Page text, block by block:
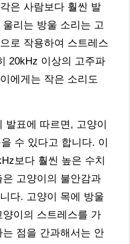
은 사람보다 훨씬 발
리는 방울 소리는 고
로 작용하여 스트레스
20kHz 이상의 고주파
에게는 작은 소리도
발표에 따르면, 고양이
수 있다고 합니다. 이
보다 훨씬 높은 수치
고양이의 불안감과
다. 고양이 목에 방울
이의 스트레스를 가
점을 간과해서는 안